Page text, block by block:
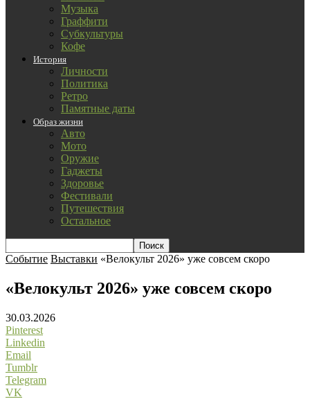
Музыка
Граффити
Субкультуры
Кофе
История
Личности
Политика
Ретро
Памятные даты
Образ жизни
Авто
Мото
Оружие
Гаджеты
Здоровье
Фестивали
Путешествия
Остальное
Событие Выставки «Велокульт 2026» уже совсем скоро
«Велокульт 2026» уже совсем скоро
30.03.2026
Pinterest
Linkedin
Email
Tumblr
Telegram
VK